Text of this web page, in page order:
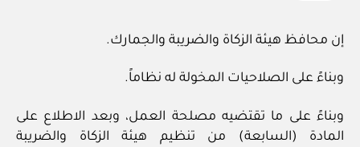
إن محافظ هيئة الزكاة والضريبة والجمارك.
وبناءً على الصلاحيات المخولة له نظاماً.
وبناءً على ما تقتضيه مصلحة العمل، وبعد الاطلاع على
المادة (السابعة) من تنظيم هيئة الزكاة والضريبة